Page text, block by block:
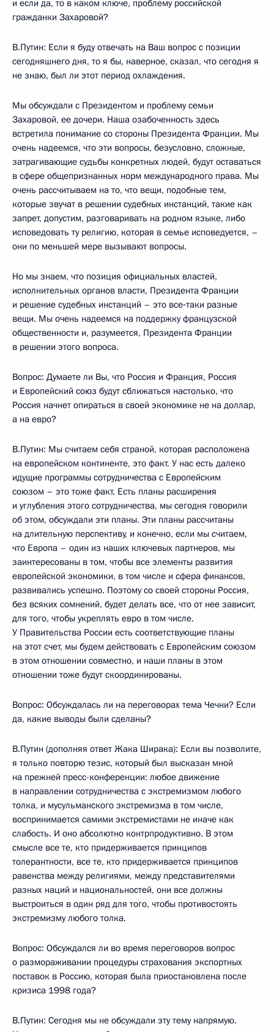
и если да, то в каком ключе, проблему российской
гражданки Захаровой?
В.Путин: Если я буду отвечать на Ваш вопрос с позиции
сегодняшнего дня, то я бы, наверное, сказал, что сегодня я
не знаю, был ли этот период охлаждения.
Мы обсуждали с Президентом и проблему семьи
Захаровой, ее дочери. Наша озабоченность здесь
встретила понимание со стороны Президента Франции. Мы
очень надеемся, что эти вопросы, безусловно, сложные,
затрагивающие судьбы конкретных людей, будут оставаться
в сфере общепризнанных норм международного права. Мы
очень рассчитываем на то, что вещи, подобные тем,
которые звучат в решении судебных инстанций, такие как
запрет, допустим, разговаривать на родном языке, либо
исповедовать ту религию, которая в семье исповедуется, –
они по меньшей мере вызывают вопросы.
Но мы знаем, что позиция официальных властей,
исполнительных органов власти, Президента Франции
и решение судебных инстанций – это все‑таки разные
вещи. Мы очень надеемся на поддержку французской
общественности и, разумеется, Президента Франции
в решении этого вопроса.
Вопрос: Думаете ли Вы, что Россия и Франция, Россия
и Европейский союз будут сближаться настолько, что
Россия начнет опираться в своей экономике не на доллар,
а на евро?
В.Путин: Мы считаем себя страной, которая расположена
на европейском континенте, это факт. У нас есть далеко
идущие программы сотрудничества с Европейским
союзом – это тоже факт. Есть планы расширения
и углубления этого сотрудничества, мы сегодня говорили
об этом, обсуждали эти планы. Эти планы рассчитаны
на длительную перспективу, и конечно, если мы считаем,
что Европа – один из наших ключевых партнеров, мы
заинтересованы в том, чтобы все элементы развития
европейской экономики, в том числе и сфера финансов,
развивались успешно. Поэтому со своей стороны Россия,
без всяких сомнений, будет делать все, что от нее зависит,
для того, чтобы укреплять евро в том числе.
У Правительства России есть соответствующие планы
на этот счет, мы будем действовать с Европейским союзом
в этом отношении совместно, и наши планы в этом
отношении тоже будут скоординированы.
Вопрос: Обсуждалась ли на переговорах тема Чечни? Если
да, какие выводы были сделаны?
В.Путин (дополняя ответ Жака Ширака): Если вы позволите,
я только повторю тезис, который был высказан мной
на прежней пресс-конференции: любое движение
в направлении сотрудничества с экстремизмом любого
толка, и мусульманского экстремизма в том числе,
воспринимается самими экстремистами не иначе как
слабость. И оно абсолютно контрпродуктивно. В этом
смысле все те, кто придерживается принципов
толерантности, все те, кто придерживается принципов
равенства между религиями, между представителями
разных наций и национальностей, они все должны
выстроиться в один ряд для того, чтобы противостоять
экстремизму любого толка.
Вопрос: Обсуждался ли во время переговоров вопрос
о размораживании процедуры страхования экспортных
поставок в Россию, которая была приостановлена после
кризиса 1998 года?
В.Путин: Сегодня мы не обсуждали эту тему напрямую.